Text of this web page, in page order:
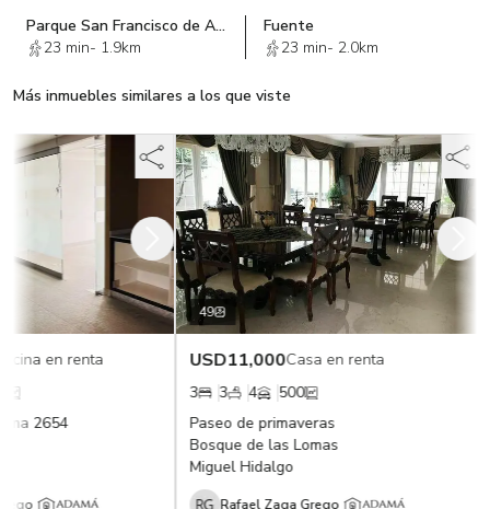
Parque San Francisco de Asis
23 min- 1.9km
Fuente
23 min- 2.0km
Más inmuebles similares a los que viste
en renta
2654
49
USD11,000Casa en renta
3
3 4
500
Paseo de primaveras
Bosque de las Lomas
Miguel Hidalgo
Rafael Zaga Grego